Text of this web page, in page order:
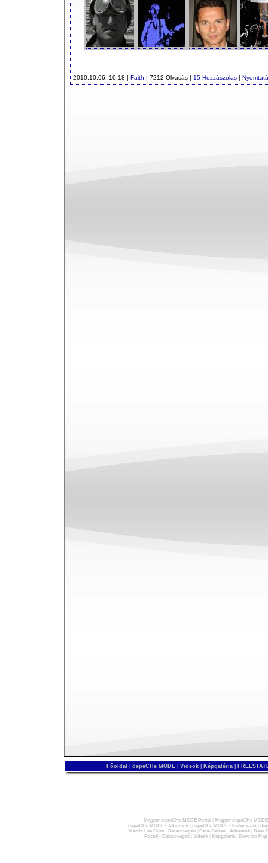
2010.10.06. 10:18 | Faith | 7212 Olvasás | 15 Hozzászólás |
Főoldal depeCHe MODE Videók Képgaléria
Magyar depeCHe MODE Portál
Magyar depeCHe
depeCHe MODE - Albumok| depeCHe MODE - Kislemezek|
Martin Lee Gore - Dalszövegek| Dave Gahan - Albumok|
Dave
Recoil - Dalszövegek| Videók| Képgaléria| Devotee Map